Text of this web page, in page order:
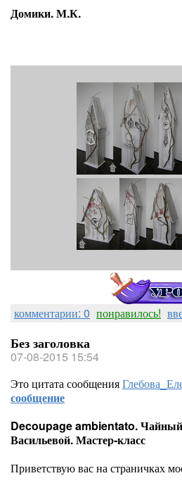
Домики. М.К.
комментарии: 0 понравилось!
Без заголовка
07-08-2015 15:54
Это цитата сообщения
сообщение
Decoupage ambientato.
Васильевой. Мастер-класс
Приветствую вас на страничках